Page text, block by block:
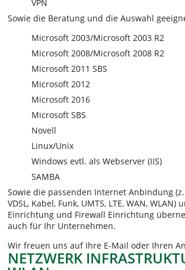
VPN
Sowie die Beratung und die Auswahl
Microsoft 2003/Microsoft 2003 R2
Microsoft 2008/Microsoft 2008 R2
Microsoft 2011 SBS
Microsoft 2012
Microsoft 2016
Microsoft SBS
Novell
Linux/Unix
Windows evtl. als Webserver (IIS)
SAMBA
Sowie die passenden Internet Anbindung
VDSL, Kabel, Funk, UMTS, LTE, WAN, WLAN)
Einrichtung und Firewall Einrichtung
auch für Ihr Unternehmen.
Wir freuen uns auf Ihre E-Mail oder Ihren
NETZWERK